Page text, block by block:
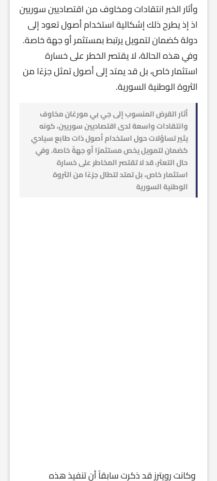
وأثار الخبر انتقادات ومخاوف من اقتصاديين سوريين
اذ إذ يطرح ذلك إشكالية استخدام أصول تعود إلى
دولة كضمان لتمويل يرتبط بمستثمر أو جهة خاصة.
وفي هذه الحالة، لا يقتصر الخطر على خسارة
استثمار خاص، بل قد يمتد إلى أصول تمثل جزءًا من
الثروة الوطنية السورية.
أثار القرض المنسوب إلى جي بي مورغان مخاوف
وانتقادات واسعة لدى اقتصاديين سوريين، كونه
يثير تساؤلات حول استخدام أصول ذات طابع سيادي
كضمان لتمويل يخص مستثمرًا أو جهةً خاصة. وفي
حال التعثر، قد لا تقتصر المخاطر على خسارة
استثمار خاص، بل تمتد لتطال جزءًا من الثروة
الوطنية السورية
وكانت رويترز قد ذكرت سابقاً أن تنفيذ هذه